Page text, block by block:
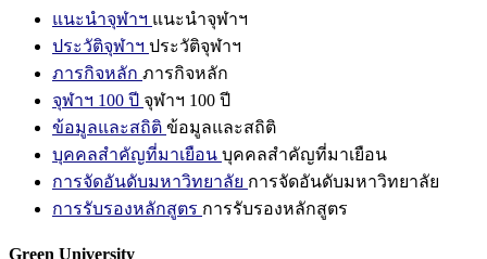
แนะนำจุฬาฯ แนะนำจุฬาฯ
ประวัติจุฬาฯ ประวัติจุฬาฯ
ภารกิจหลัก ภารกิจหลัก
จุฬาฯ 100 ปี จุฬาฯ 100 ปี
ข้อมูลและสถิติ ข้อมูลและสถิติ
บุคคลสำคัญที่มาเยือน บุคคลสำคัญที่มาเยือน
การจัดอันดับมหาวิทยาลัย การจัดอันดับมหาวิทยาลัย
การรับรองหลักสูตร การรับรองหลักสูตร
Green University